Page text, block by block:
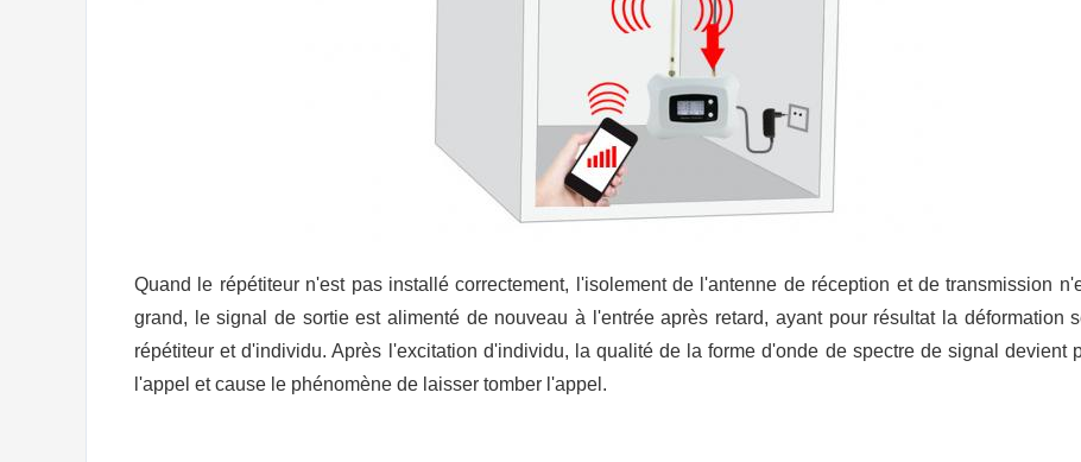
Quand le répétiteur n'est pas installé correctement, l'isolement de l'antenne de réception et de transmission
grand, le signal de sortie est alimenté de nouveau à l'entrée après retard, ayant pour résultat la déformation
répétiteur et d'individu. Après l'excitation d'individu, la qualité de la forme d'onde de spectre de signal devient
l'appel et cause le phénomène de laisser tomber l'appel.